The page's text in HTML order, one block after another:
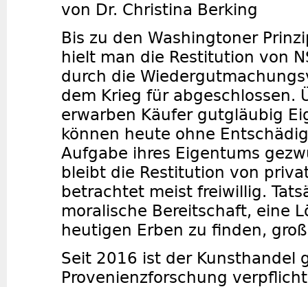
von Dr. Christina Berking
Bis zu den Washingtoner
hielt man die Restitution von
durch die
dem Krieg für abgeschlossen.
erwarben Käufer gutgläubig
können heute ohne
Aufgabe ihres Eigentums
bleibt die Restitution von
betrachtet meist freiwillig.
moralische Bereitschaft, eine
heutigen Erben zu finden,
Seit 2016 ist der Kunsthandel
Provenienzforschung